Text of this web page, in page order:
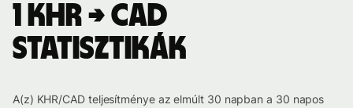
1 KHR → CAD
statisztikák
A(z) KHR/CAD teljesítménye az elmúlt 30 napban a 30 napos